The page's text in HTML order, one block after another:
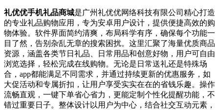
礼优优手机礼品商城是广州礼优优网络科技有限公司精心打造
的专业礼品购物应用，专为安卓用户设计，提供便捷高效的购
物体验。软件界面简约清爽，布局科学有序，确保每个功能一
目了然，告别杂乱无章的搜索困扰。这里汇聚了海量优质商品
资源，涵盖各类节日礼品、日常用品和创意好物，用户可自由
浏览选择，轻松完成在线购物。无论是日常送礼还是特殊场
合，app都能满足不同需求，并通过持续更新的优惠服务，如
大促活动和专属折扣，让用户享受实实在在的省钱乐趣。操作
流畅直观，一键下单省心省力，更能定制个性化提醒功能，不
错过重要日子。整体设计以用户为中心，结合社交互动元素，